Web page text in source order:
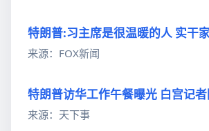
特朗普:习主席是很温暖的人 实干
来源：FOX新闻
特朗普访华工作午餐曝光 白宫记
来源：天下事